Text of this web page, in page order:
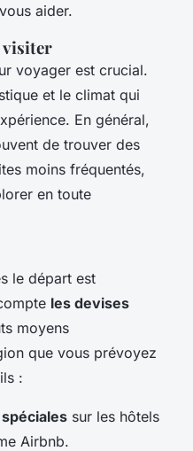
aider.
visiter
voyager est crucial.
et le climat qui
En général,
de trouver des
moins fréquentés,
en toute
le départ est
les devises
moyens
que vous prévoyez
:
sur les hôtels
Airbnb.